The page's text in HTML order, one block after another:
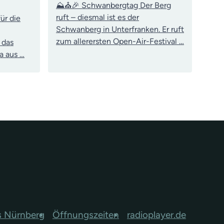
die
aus …
⛰️⛪🎉 Schwanbergtag Der Berg
ruft – diesmal ist es der
Schwanberg in Unterfranken. Er ruft
zum allerersten Open-Air-Festival …
Nürnberg Öffnungszeiten radioplayer.de